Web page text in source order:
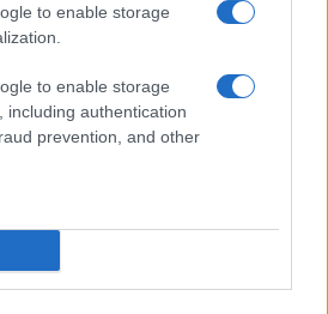
to enable storage
to enable storage
including authentication
prevention, and other
concerti e sagre da non